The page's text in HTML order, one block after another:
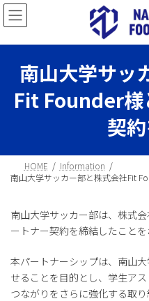
コ
ン
ン
ナ
ビ
ー
南山大学サッ
Fit Founder様
契
HOME
Information
南山大学サッカー部と株式会社Fit
南山大学サッカー部は、株式
ートナー契約を締結したことを
本パートナーシップは、南山
せることを目的とし、学生ア
つながりをさらに強化する取